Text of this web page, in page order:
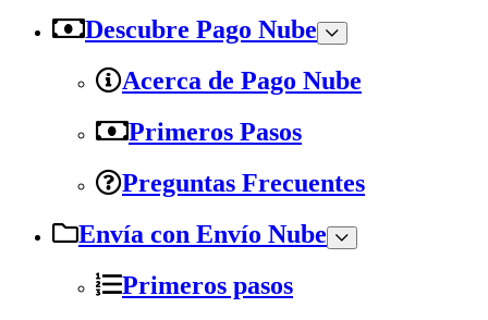
Descubre Pago Nube
Acerca de Pago Nube
Primeros Pasos
Preguntas Frecuentes
Envía con Envío Nube
Primeros pasos